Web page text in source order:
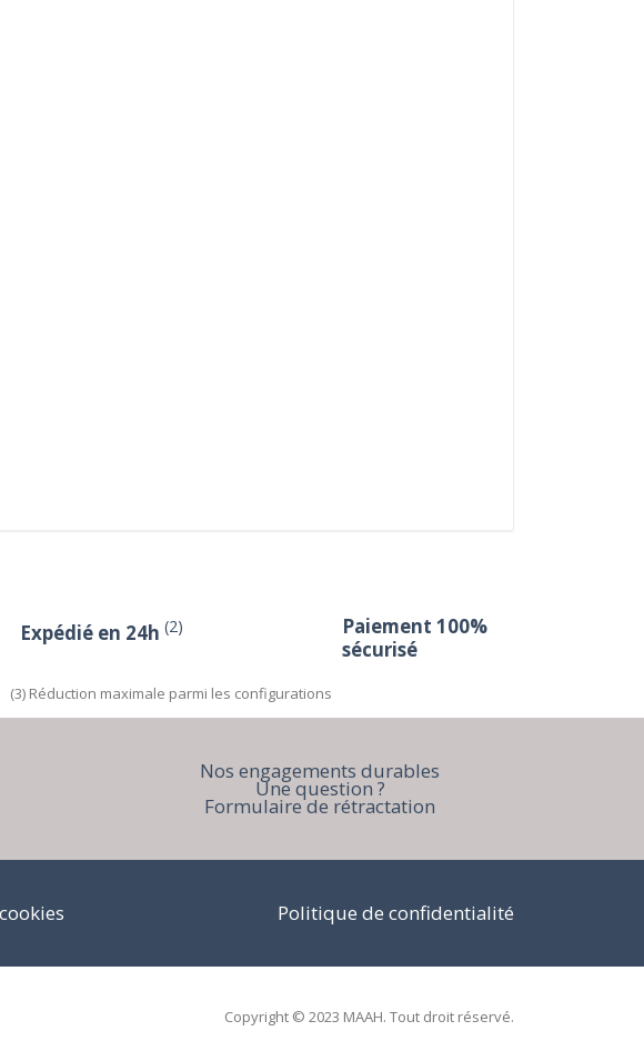
Expédié en 24h (2)
Paiement 100%
sécurisé
(3) Réduction maximale parmi les configurations
Nos engagements durables
Une question ?
Formulaire de rétractation
Politique de confidentialité
Copyright © 2023 MAAH. Tout droit réservé.